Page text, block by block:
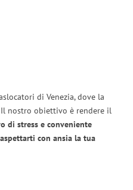
di Venezia, dove la
nostro obiettivo è rendere il
di stress e conveniente
con ansia la tua